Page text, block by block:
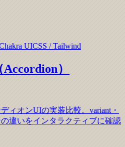
UICSS / Tailwind
）
ィオンUIの実装比較。variant・
違いをインタラクティブに確認